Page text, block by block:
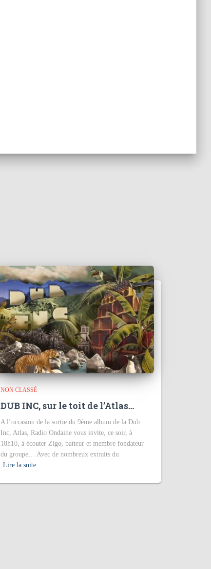
NON CLASSÉ
DUB INC, sur le toit de l’Atlas…
A l’occasion de la sortie du 9ème album de la Dub
Inc, Atlas, Radio Ondaine vous invite, ce soir, à
18h10, à écouter Zigo, batteur et membre fondateur
du groupe… Avec de nombreux extraits du
Lire la suite